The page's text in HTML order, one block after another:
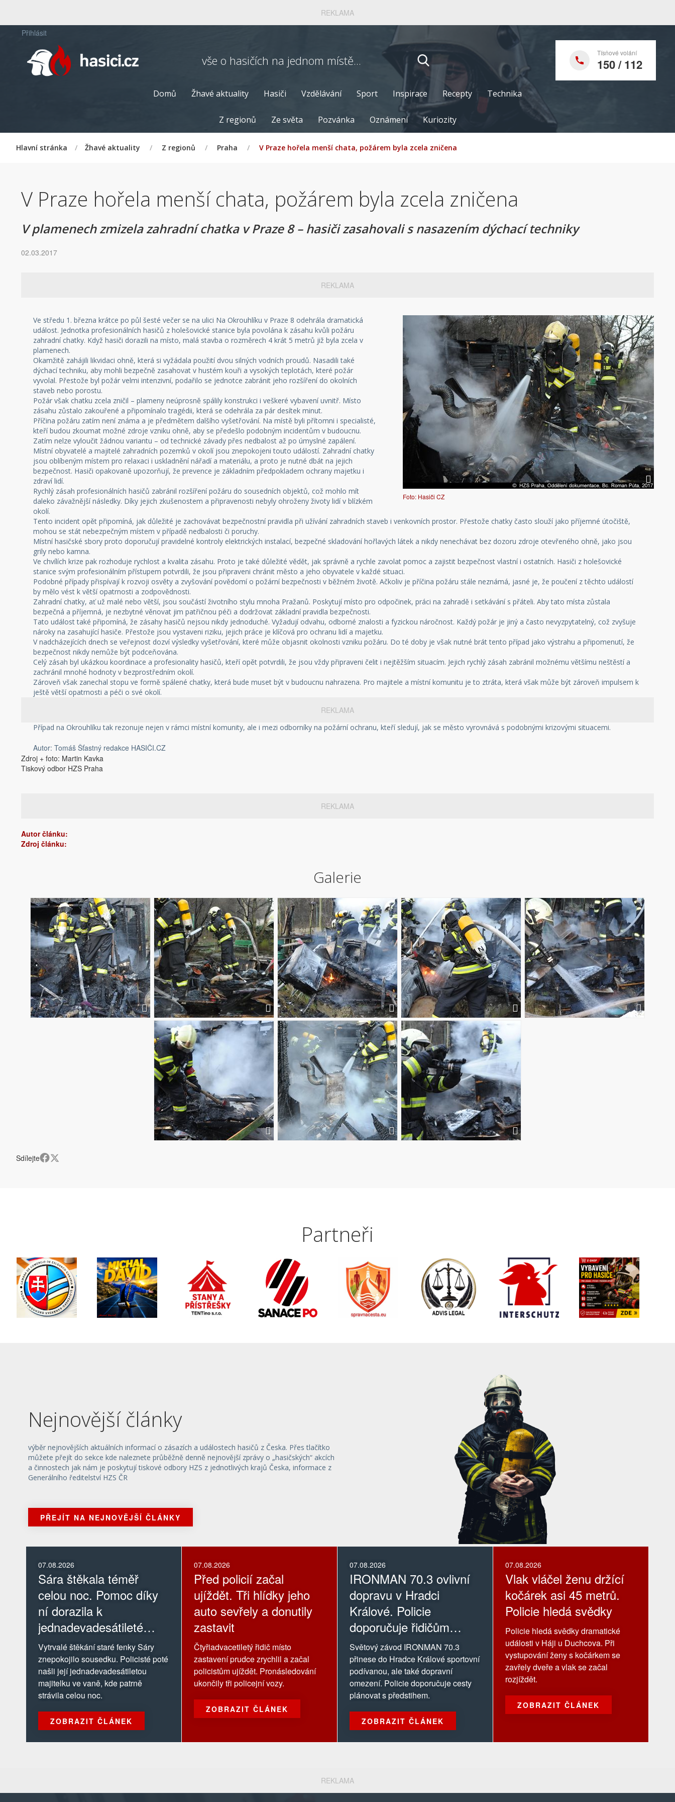
REKLAMA
Přihlásit
vše o hasičích na jednom místě... Tísňové volání
150 / 112
Domů Žhavé aktuality Hasiči Vzdělávání Sport Inspirace Recepty Technika
Z regionů Ze světa Pozvánka Oznámení Kuriozity
Hlavní stránka / Žhavé aktuality / Z regionů / Praha / V Praze hořela menší chata, požárem byla zcela zničena
V Praze hořela menší chata, požárem byla zcela zničena
V plamenech zmizela zahradní chatka v Praze 8 – hasiči zasahovali s nasazením dýchací techniky
02.03.2017
REKLAMA
Foto: Hasiči CZ
Ve středu 1. března krátce po půl šesté večer se na ulici Na Okrouhlíku v Praze 8 odehrála dramatická
událost. Jednotka profesionálních hasičů z holešovické stanice byla povolána k zásahu kvůli požáru
zahradní chatky. Když hasiči dorazili na místo, malá stavba o rozměrech 4 krát 5 metrů již byla zcela v
plamenech.
Okamžitě zahájili likvidaci ohně, která si vyžádala použití dvou silných vodních proudů. Nasadili také
dýchací techniku, aby mohli bezpečně zasahovat v hustém kouři a vysokých teplotách, které požár
vyvolal. Přestože byl požár velmi intenzivní, podařilo se jednotce zabránit jeho rozšíření do okolních
staveb nebo porostu.
Požár však chatku zcela zničil – plameny neúprosně spálily konstrukci i veškeré vybavení uvnitř. Místo
zásahu zůstalo zakouřené a připomínalo tragédii, která se odehrála za pár desítek minut.
Příčina požáru zatím není známa a je předmětem dalšího vyšetřování. Na místě byli přítomni i specialisté,
kteří budou zkoumat možné zdroje vzniku ohně, aby se předešlo podobným incidentům v budoucnu.
Zatím nelze vyloučit žádnou variantu – od technické závady přes nedbalost až po úmyslné zapálení.
Místní obyvatelé a majitelé zahradních pozemků v okolí jsou znepokojeni touto událostí. Zahradní chatky
jsou oblíbeným místem pro relaxaci i uskladnění nářadí a materiálu, a proto je nutné dbát na jejich
bezpečnost. Hasiči opakovaně upozorňují, že prevence je základním předpokladem ochrany majetku i
zdraví lidí.
Rychlý zásah profesionálních hasičů zabránil rozšíření požáru do sousedních objektů, což mohlo mít
daleko závažnější následky. Díky jejich zkušenostem a připravenosti nebyly ohroženy životy lidí v blízkém
okolí.
Tento incident opět připomíná, jak důležité je zachovávat bezpečnostní pravidla při užívání zahradních staveb i venkovních prostor. Přestože chatky často slouží jako příjemné útočiště,
mohou se stát nebezpečným místem v případě nedbalosti či poruchy.
Místní hasičské sbory proto doporučují pravidelné kontroly elektrických instalací, bezpečné skladování hořlavých látek a nikdy nenechávat bez dozoru zdroje otevřeného ohně, jako jsou
grily nebo kamna.
Ve chvílích krize pak rozhoduje rychlost a kvalita zásahu. Proto je také důležité vědět, jak správně a rychle zavolat pomoc a zajistit bezpečnost vlastní i ostatních. Hasiči z holešovické
stanice svým profesionálním přístupem potvrdili, že jsou připraveni chránit město a jeho obyvatele v každé situaci.
Podobné případy přispívají k rozvoji osvěty a zvyšování povědomí o požární bezpečnosti v běžném životě. Ačkoliv je příčina požáru stále neznámá, jasné je, že poučení z těchto událostí
by mělo vést k větší opatrnosti a zodpovědnosti.
Zahradní chatky, ať už malé nebo větší, jsou součástí životního stylu mnoha Pražanů. Poskytují místo pro odpočinek, práci na zahradě i setkávání s přáteli. Aby tato místa zůstala
bezpečná a příjemná, je nezbytné věnovat jim patřičnou péči a dodržovat základní pravidla bezpečnosti.
Tato událost také připomíná, že zásahy hasičů nejsou nikdy jednoduché. Vyžadují odvahu, odborné znalosti a fyzickou náročnost. Každý požár je jiný a často nevyzpytatelný, což zvyšuje
nároky na zasahující hasiče. Přestože jsou vystaveni riziku, jejich práce je klíčová pro ochranu lidí a majetku.
V nadcházejících dnech se veřejnost dozví výsledky vyšetřování, které může objasnit okolnosti vzniku požáru. Do té doby je však nutné brát tento případ jako výstrahu a připomenutí, že
bezpečnost nikdy nemůže být podceňována.
Celý zásah byl ukázkou koordinace a profesionality hasičů, kteří opět potvrdili, že jsou vždy připraveni čelit i nejtěžším situacím. Jejich rychlý zásah zabránil možnému většímu neštěstí a
zachránil mnohé hodnoty v bezprostředním okolí.
Zároveň však zanechal stopu ve formě spálené chatky, která bude muset být v budoucnu nahrazena. Pro majitele a místní komunitu je to ztráta, která však může být zároveň impulsem k
ještě větší opatrnosti a péči o své okolí.
REKLAMA
Případ na Okrouhlíku tak rezonuje nejen v rámci místní komunity, ale i mezi odborníky na požární ochranu, kteří sledují, jak se město vyrovnává s podobnými krizovými situacemi.
Autor: Tomáš Šťastný redakce HASIČI.CZ
Zdroj + foto: Martin Kavka
Tiskový odbor HZS Praha
REKLAMA
Autor článku:
Zdroj článku:
Galerie
Sdílejte
Partneři
Nejnovější články
výběr nejnovějších aktuálních informací o zásazích a událostech hasičů z Česka. Přes tlačítko
můžete přejít do sekce kde naleznete průběžně denně nejnovější zprávy o „hasičských“ akcích
a činnostech jak nám je poskytují tiskové odbory HZS z jednotlivých krajů Česka, informace z
Generálního ředitelství HZS ČR
PŘEJÍT NA NEJNOVĚJŠÍ ČLÁNKY
07.08.2026
Sára štěkala téměř
celou noc. Pomoc díky
ní dorazila k
jednadevadesátileté
majitelce
Vytrvalé štěkání staré fenky Sáry
znepokojilo sousedku. Policisté poté
našli její jednadevadesátiletou
majitelku ve vaně, kde patrně
strávila celou noc.
ZOBRAZIT ČLÁNEK
07.08.2026
IRONMAN 70.3 ovlivní
dopravu v Hradci
Králové. Policie
doporučuje řidičům
oblasti závodu se
vyhnout
Světový závod IRONMAN 70.3
přinese do Hradce Králové sportovní
podívanou, ale také dopravní
omezení. Policie doporučuje cesty
plánovat s předstihem.
ZOBRAZIT ČLÁNEK
07.08.2026
Vlak vláčel ženu držící
kočárek asi 45 metrů.
Policie hledá svědky
Policie hledá svědky dramatické
události v Háji u Duchcova. Při
vystupování ženy s kočárkem se
zavřely dveře a vlak se začal
rozjíždět.
ZOBRAZIT ČLÁNEK
07.08.2026
Před policií začal
ujíždět. Tři hlídky jeho
auto sevřely a donutily
zastavit
Čtyřiadvacetiletý řidič místo
zastavení prudce zrychlil a začal
policistům ujíždět. Pronásledování
ukončily tři policejní vozy.
ZOBRAZIT ČLÁNEK
REKLAMA